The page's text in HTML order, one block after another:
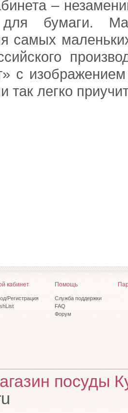
–
бумаги.
самых
с
так легко
кабинет
Регистрация
Помощь
Служба поддержки
FAQ
Форум
посуды